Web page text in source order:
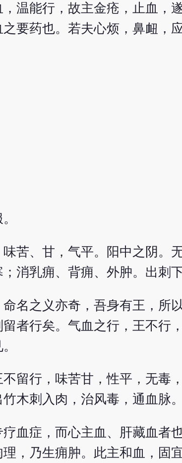
温能行，故主金疮，止血，
要药也。若夫心烦，鼻衄，
味苦、甘，气平。阳中之阴
消乳痈、背痈、外肿。出刺
命名之义亦奇，吾身有王，
者行矣。气血之行，王不行
不留行，味苦甘，性平，无
木刺入肉，治风毒，通血脉。
血症，而心主血、肝藏血者
，乃生痈肿。此主和血，固